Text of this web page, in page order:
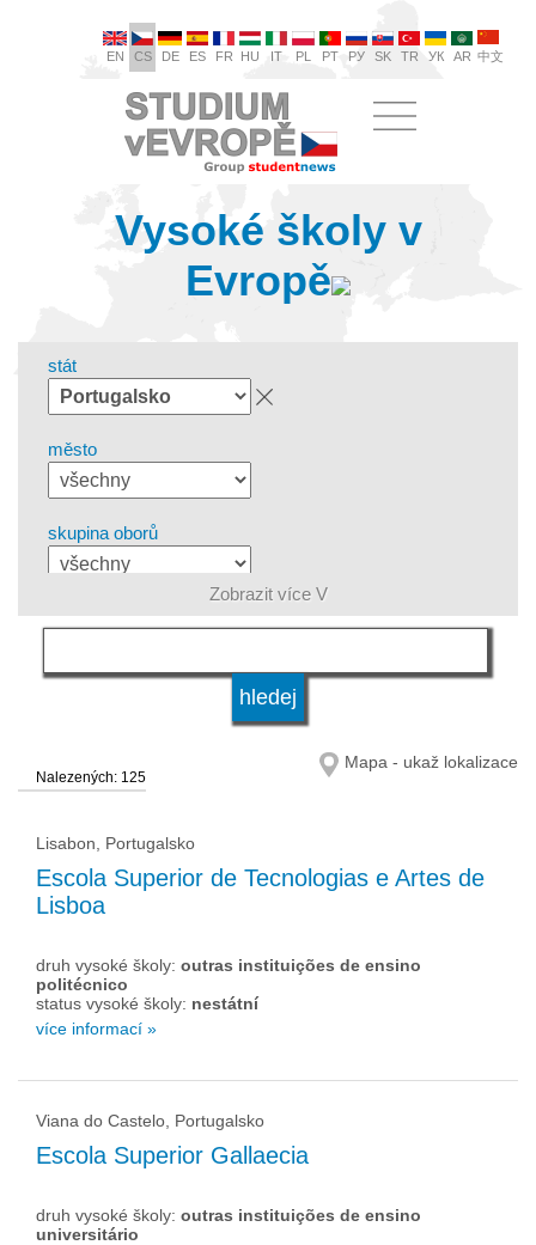
EN CS DE ES FR HU IT PL PT РУ SK TR УК AR 中文
Vysoké školy v
Evropě
stát
město
skupina oborů
jazyk
druh vysoké školy
status vysoké školy
Zobrazit více V
Nalezených: 125
Mapa - ukaž lokalizace
Lisabon, Portugalsko
Escola Superior de Tecnologias e Artes de
Lisboa
druh vysoké školy: outras instituições de ensino
politécnico
status vysoké školy: nestátní
více informací »
Viana do Castelo, Portugalsko
Escola Superior Gallaecia
druh vysoké školy: outras instituições de ensino
universitário